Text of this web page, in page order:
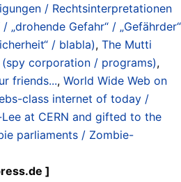
/ Rechtsinterpretationen
„drohende Gefahr“ / „Gefährder“
/ blabla), The Mutti
(spy corporation / programs),
friends..., World Wide Web on
class internet of today /
at CERN and gifted to the
parliaments / Zombie-
]